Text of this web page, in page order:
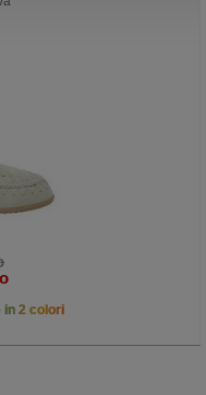
in 2 colori